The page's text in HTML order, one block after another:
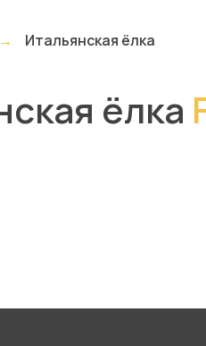
→ Итальянская ёлка
ёлка